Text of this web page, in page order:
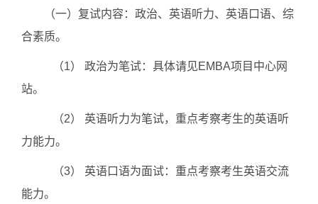
（一）复试内容：政治、英语听力、英语口语、综
合素质。
（1） 政治为笔试：具体请见EMBA项目中心网
站。
（2） 英语听力为笔试，重点考察考生的英语听
力能力。
（3） 英语口语为面试：重点考察考生英语交流
能力。